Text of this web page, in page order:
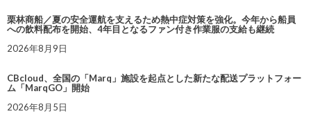
栗林商船／夏の安全運航を支えるため熱中症対策を強化。今年から船員
への飲料配布を開始、4年目となるファン付き作業服の支給も継続
2026年8月9日
CBcloud、全国の「Marq」施設を起点とした新たな配送プラットフォー
ム「MarqGO」開始
2026年8月5日